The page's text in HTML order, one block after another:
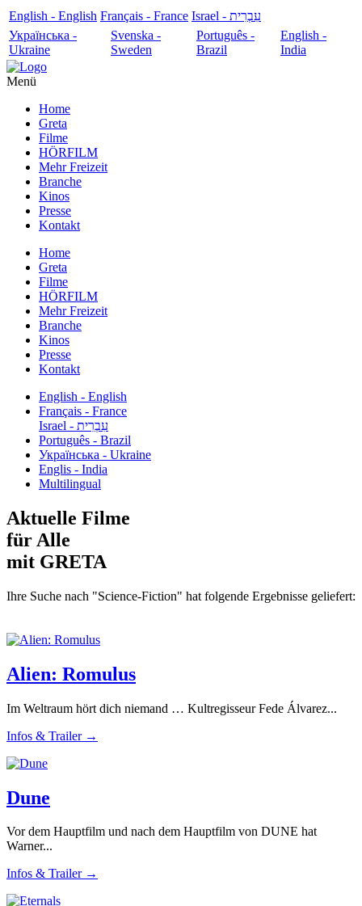
English - English Français - France
עִבְרִית - Israel
Українська -
Ukraine
Svenska -
Sweden
Português -
Brazil
English -
India
Menü
Home
Greta
Filme
HÖRFILM
Mehr Freizeit
Branche
Kinos
Presse
Kontakt
Home
Greta
Filme
HÖRFILM
Mehr Freizeit
Branche
Kinos
Presse
Kontakt
English - English
Français - France
עִבְרִית - Israel
Português - Brazil
Українська - Ukraine
Englis - India
Multilingual
Aktuelle Filme
für Alle
mit GRETA
Ihre Suche nach "Science-Fiction" hat folgende Ergebnisse geliefert:
Alien: Romulus
Im Weltraum hört dich niemand … Kultregisseur Fede Álvarez...
Infos & Trailer →
Dune
Vor dem Hauptfilm und nach dem Hauptfilm von DUNE hat
Warner...
Infos & Trailer →